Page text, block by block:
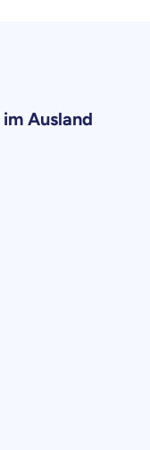
im Ausland